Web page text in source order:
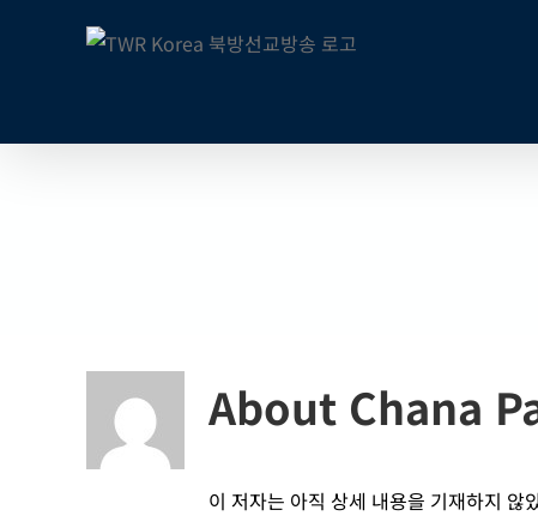
건
About Chana
이 저자는 아직 상세 내용을 기재하지 않